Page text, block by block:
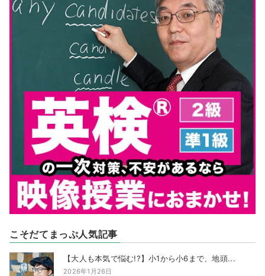
こそだてまっぷ人気記事
【大人も本気で悩む!?】小1から小6まで、地頭...
2026年1月26日